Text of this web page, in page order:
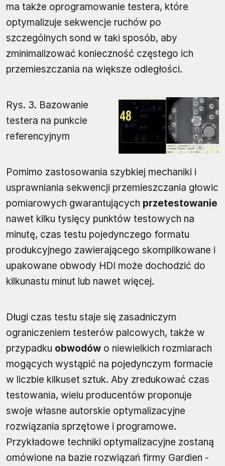
ma także oprogramowanie testera, które
optymalizuje sekwencje ruchów po
szczególnych sond w taki sposób, aby
zminimalizować konieczność częstego ich
przemieszczania na większe odległości.
Rys. 3. Bazowanie
testera na punkcie
referencyjnym
Pomimo zastosowania szybkiej mechaniki i
usprawniania sekwencji przemieszczania głowic
pomiarowych gwarantujących przetestowanie
nawet kilku tysięcy punktów testowych na
minutę, czas testu pojedynczego formatu
produkcyjnego zawierającego skomplikowane i
upakowane obwody HDI może dochodzić do
kilkunastu minut lub nawet więcej.
Długi czas testu staje się zasadniczym
ograniczeniem testerów palcowych, także w
przypadku obwodów o niewielkich rozmiarach
mogących wystąpić na pojedynczym formacie
w liczbie kilkuset sztuk. Aby zredukować czas
testowania, wielu producentów proponuje
swoje własne autorskie optymalizacyjne
rozwiązania sprzętowe i programowe.
Przykładowe techniki optymalizacyjne zostaną
omówione na bazie rozwiązań firmy Gardien -